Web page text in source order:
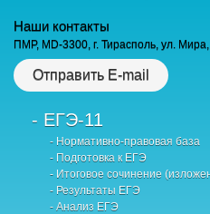
Наши контакты
ПМР, MD-3300, г. Тирасполь, ул.
Отправить E-mail
- ЕГЭ-11
- Нормативно-правовая база
- Подготовка к ЕГЭ
- Итоговое сочинение
- Результаты ЕГЭ
- Анализ ЕГЭ